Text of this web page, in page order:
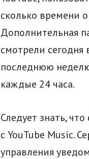
сколько времени
Дополнительная
смотрели сегодня
последнюю
каждые 24 часа.
Следует знать,
с YouTube Music.
управления